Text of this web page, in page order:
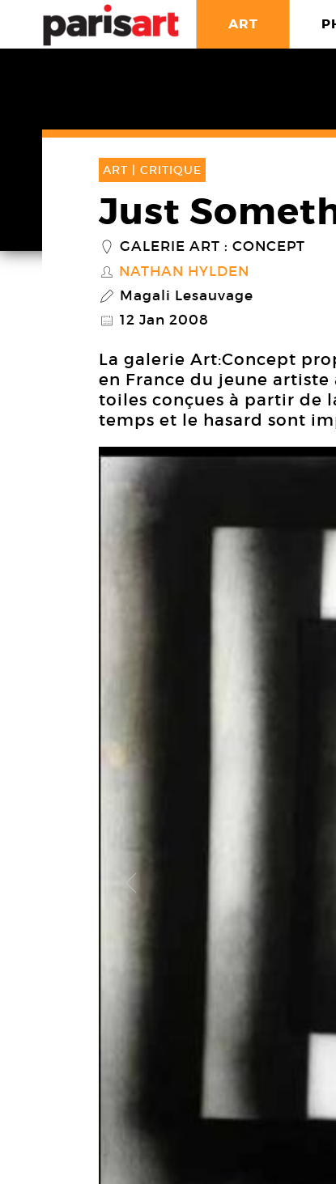
ART
ART | CRITIQUE
Just
_ GALERIE ART : CONCEPT
S NATHAN HYLDEN
P Magali Lesauvage
@ 12 Jan 2008
La galerie Art:Concept
en France du jeune
toiles conçues à partir de
temps et le hasard sont